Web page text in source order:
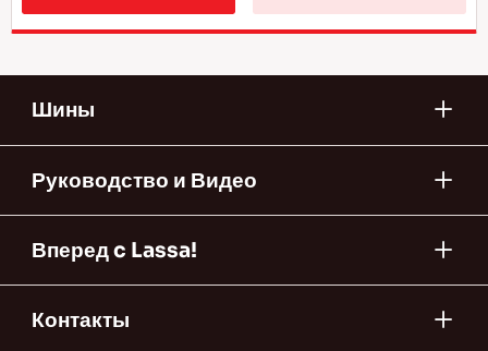
Шины
Руководство и Видео
Вперед c Lassa!
Контакты